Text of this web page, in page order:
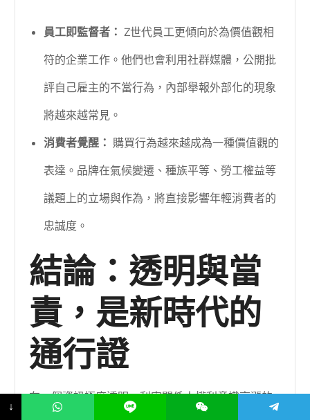
員工即監督者： Z世代員工更傾向於為價值觀相
符的企業工作。他們也會利用社群媒體，公開批
評自己雇主的不當行為，內部舉報外部化的現象
將越來越常見。
消費者覺醒： 購買行為越來越成為一種價值觀的
表達。品牌在氣候變遷、種族平等、勞工權益等
議題上的立場與作為，將直接影響年輕消費者的
忠誠度。
結論：透明與當
責，是新時代的
通行證
在一個資訊極度透明、利害關係人權利意識高漲的
↓